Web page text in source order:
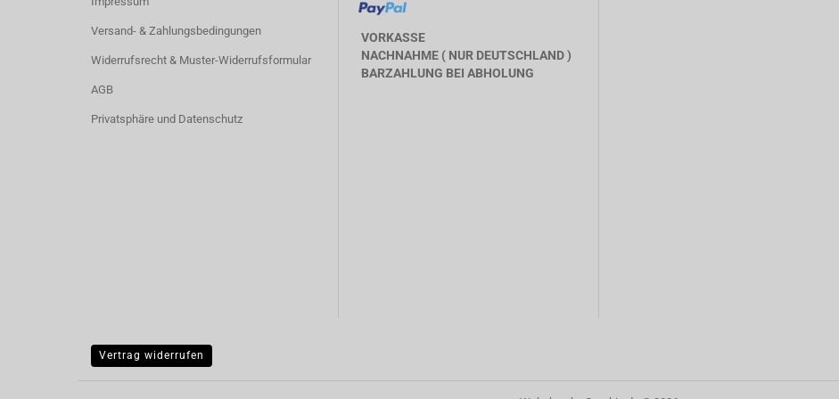
Versand- & Zahlungsbedingungen
Widerrufsrecht & Muster-Widerrufsformular
AGB
Privatsphäre und Datenschutz
VORKASSE
NACHNAHME ( NUR DEUTSCHLAND )
BARZAHLUNG BEI ABHOLUNG
Vertrag widerrufen